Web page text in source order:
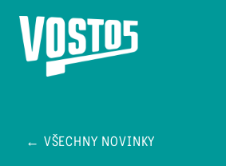
← VŠECHNY NOVINKY